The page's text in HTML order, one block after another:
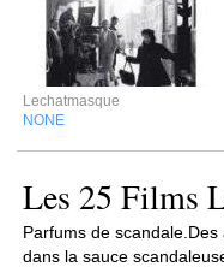
Lechatmasque
NONE
Les 25 Films
Parfums de
dans la sauce